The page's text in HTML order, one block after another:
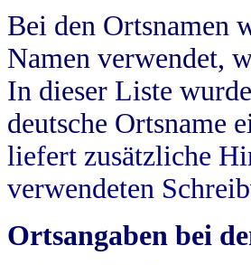
Bei den Ortsnamen
Namen verwendet,
In dieser Liste
deutsche Ortsname
liefert zusätzliche
verwendeten
Ortsangaben bei